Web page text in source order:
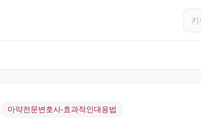
마약전문변호사-효과적인대응법